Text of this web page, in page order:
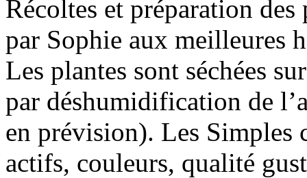
Récoltes et préparation
par Sophie aux meilleures
Les plantes sont séchées
par déshumidification de
en prévision). Les Simples
actifs, couleurs, qualité